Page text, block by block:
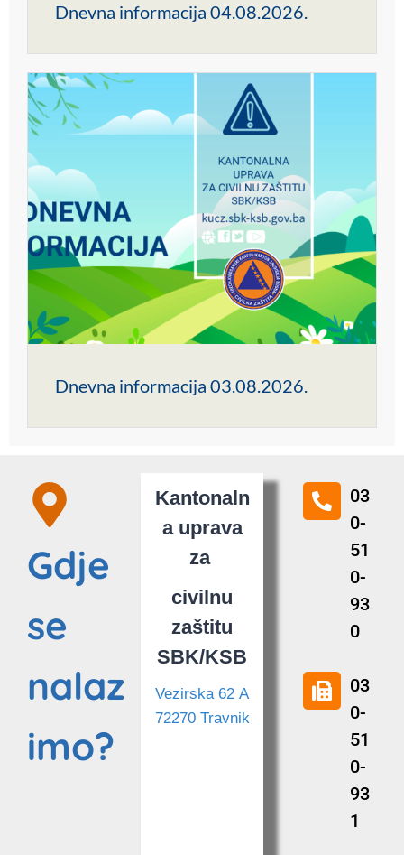
Dnevna informacija 04.08.2026.
Dnevna informacija 03.08.2026.
Gdje
se
nalaz
imo?
Kantonaln
a uprava
za
civilnu
zaštitu
SBK/KSB
Vezirska 62 A
72270 Travnik
03
0-
51
0-
93
0
03
0-
51
0-
93
1